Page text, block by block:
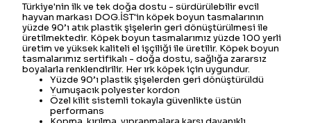
Türkiye'nin ilk ve tek doğa dostu - sürdürülebilir evcil
hayvan markası DOG.İST'in köpek boyun tasmalarının
yüzde 90’ı atık plastik şişelerin geri dönüştürülmesi ile
üretilmektedir. Köpek boyun tasmalarımız yüzde 100 yerli
üretim ve yüksek kaliteli el işçiliği ile üretilir. Köpek boyun
tasmalarımız sertifikalı - doğa dostu, sağlığa zararsız
boyalarla renklendirilir. Her ırk köpek için uygundur.
Yüzde 90’ı plastik şişelerden geri dönüştürüldü
Yumuşacık polyester kordon
Özel kilit sistemli tokayla güvenlikte üstün
performans